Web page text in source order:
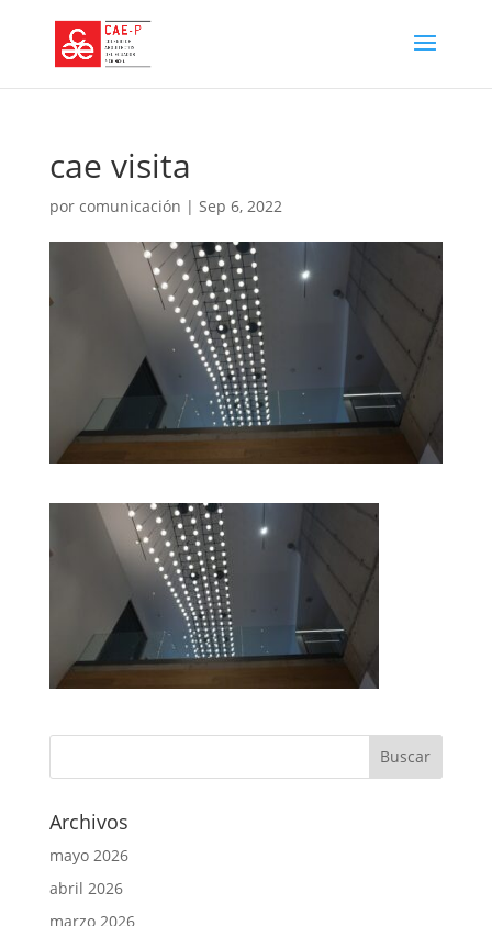
cae visita
por comunicación | Sep 6, 2022
Archivos
mayo 2026
abril 2026
marzo 2026